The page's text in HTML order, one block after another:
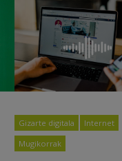
Gizarte digitala
Internet
Mugikorrak